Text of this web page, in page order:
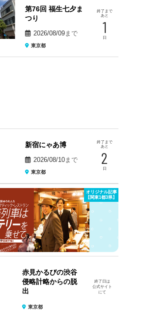
第76回 福生七夕ま
つり
2026/08/09まで
東京都
終了まで
あと
1
日
新宿にゃあ博
2026/08/10まで
東京都
終了まで
あと
2
日
オリジナル記事
【関東1都3県】
赤見かるびの渋谷
侵略計略からの脱
出
東京都
終了日は
公式サイト
にて